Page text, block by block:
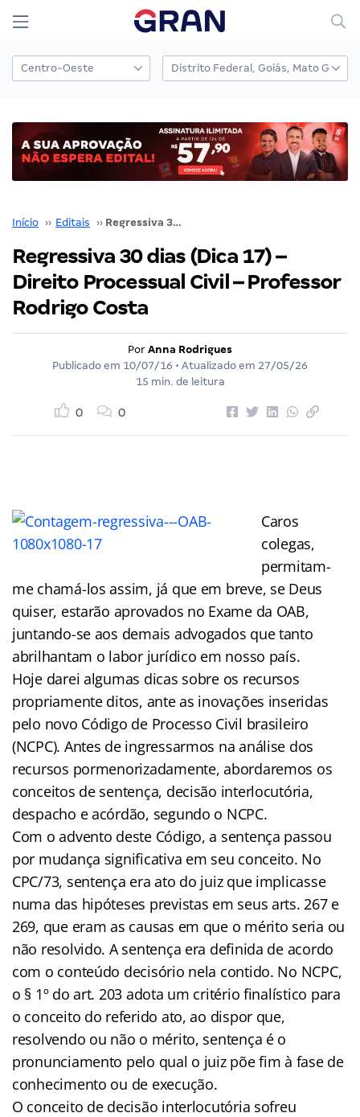
Início ›› Editais ›› Regressiva 30 dias (Dica 17) – Direito Processual Civil – Professor Rodrigo Costa
Regressiva 30 dias (Dica 17) –
Direito Processual Civil – Professor
Rodrigo Costa
Por Anna Rodrigues
Publicado em 10/07/16 • Atualizado em 27/05/26
15 min. de leitura
0 0
Caros
colegas,
permitam-
me chamá-los assim, já que em breve, se Deus
quiser, estarão aprovados no Exame da OAB,
juntando-se aos demais advogados que tanto
abrilhantam o labor jurídico em nosso país.
Hoje darei algumas dicas sobre os recursos
propriamente ditos, ante as inovações inseridas
pelo novo Código de Processo Civil brasileiro
(NCPC). Antes de ingressarmos na análise dos
recursos pormenorizadamente, abordaremos os
conceitos de sentença, decisão interlocutória,
despacho e acórdão, segundo o NCPC.
Com o advento deste Código, a sentença passou
por mudança significativa em seu conceito. No
CPC/73, sentença era ato do juiz que implicasse
numa das hipóteses previstas em seus arts. 267 e
269, que eram as causas em que o mérito seria ou
não resolvido. A sentença era definida de acordo
com o conteúdo decisório nela contido. No NCPC,
o § 1º do art. 203 adota um critério finalístico para
o conceito do referido ato, ao dispor que,
resolvendo ou não o mérito, sentença é o
pronunciamento pelo qual o juiz põe fim à fase de
conhecimento ou de execução.
O conceito de decisão interlocutória sofreu